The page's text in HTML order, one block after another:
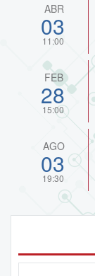
ABR
03
11:00
FEB
28
15:00
AGO
03
19:30